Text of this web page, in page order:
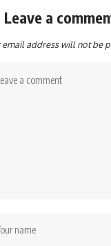
Leave a
email address will not be